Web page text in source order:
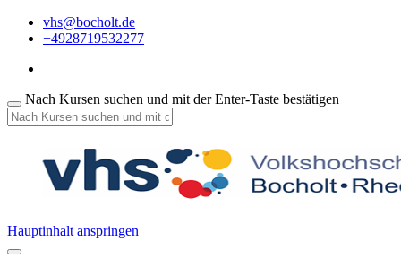
vhs@bocholt.de
+4928719532277
Nach Kursen suchen und mit der Enter-Taste bestätigen
Hauptinhalt anspringen